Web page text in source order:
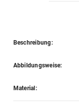
Beschreibung:
Abbildungsweise:
Material: